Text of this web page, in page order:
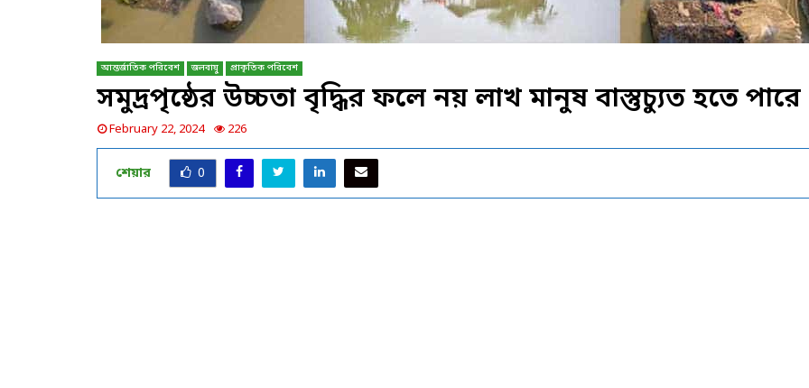
আন্তর্জাতিক পরিবেশ জলবায়ু প্রাকৃতিক পরিবেশ
সমুদ্রপৃষ্ঠের উচ্চতা বৃদ্ধির ফলে নয় লাখ মানুষ বাস্তুচ্যুত হতে পারে
February 22, 2024 226
শেয়ার 0